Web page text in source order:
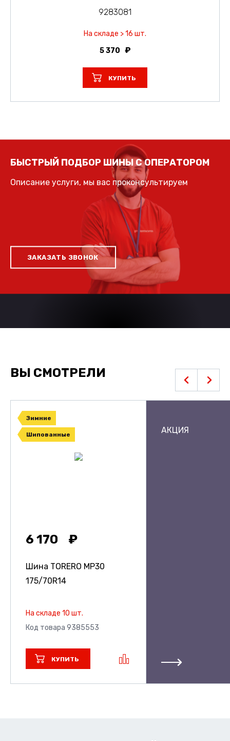
9283081
На складе > 16 шт.
5 370
КУПИТЬ
БЫСТРЫЙ ПОДБОР ШИНЫ С ОПЕРАТОРОМ
Описание услуги, мы вас проконсультируем
ЗАКАЗАТЬ ЗВОНОК
ВЫ СМОТРЕЛИ
Зимние
Шипованные
6 170
Шина TORERO MP30
175/70R14
На складе 10 шт.
Код товара 9385553
КУПИТЬ
АКЦИЯ